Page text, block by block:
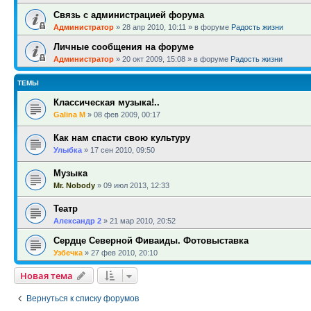
Связь с администрацией форума
Администратор » 28 апр 2010, 10:11 » в форуме Радость жизни
Личные сообщения на форуме
Администратор » 20 окт 2009, 15:08 » в форуме Радость жизни
ТЕМЫ
Классическая музыка!..
Galina M » 08 фев 2009, 00:17
Как нам спасти свою культуру
Улыбка » 17 сен 2010, 09:50
Музыка
Mr. Nobody » 09 июл 2013, 12:33
Театр
Александр 2 » 21 мар 2010, 20:52
Сердце Северной Фиваиды. Фотовыставка
Узбечка » 27 фев 2010, 20:10
Новая тема
Вернуться к списку форумов